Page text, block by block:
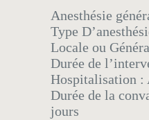
Anesthésie
Type
Locale ou
Durée de
Hospitalisation :
Durée de la
jours